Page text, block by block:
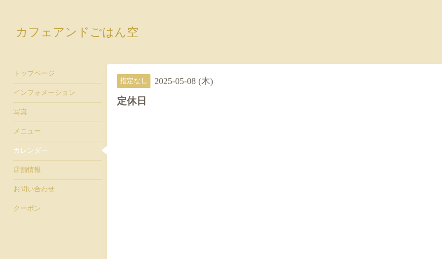
カフェアンドごはん空
指定なし 2025-05-08 (木)
定休日
トップページ
インフォメーション
写真
メニュー
カレンダー
店舗情報
お問い合わせ
クーポン